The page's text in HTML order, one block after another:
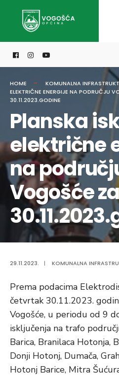
HOME KOMUNALNA
ELEKTRIČNE ENERGIJE NA PODRUČJU
30.11.2023.GODINE
Planska
električne
na
Vogošće
29.11.2023. | KOMUNALNA
Prema podacima
četvrtak 30.11.2023.
Vogošće, u periodu od 9
isključenja na trafo
Barica, Branilaca Hotonja,
Donji Hotonj, Dumača,
Hotonj Barice, Mitra
for: